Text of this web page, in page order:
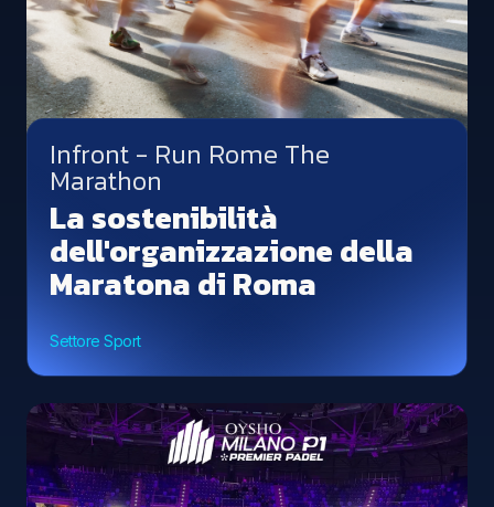
Sport
Farmaceutico
Manifatturiero
Metallurgico
Packaging
Plastica
Servizi
Tessile
Infront - Run Rome The
Marathon
La sostenibilità
dell'organizzazione della
Maratona di Roma
Settore Sport